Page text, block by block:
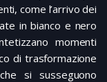
come l’arrivo dei
in bianco e nero
momenti
di trasformazione
si susseguono